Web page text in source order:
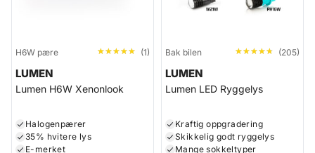
H6W pære ★★★★★
★★★★★ (1)
LUMEN
Lumen H6W Xenonlook
Halogenpærer
35% hvitere lys
E-merket
Bak bilen ★★★★★
★★★★★ (205)
LUMEN
Lumen LED Ryggelys
Kraftig oppgradering
Skikkelig godt ryggelys
Mange sokkeltyper